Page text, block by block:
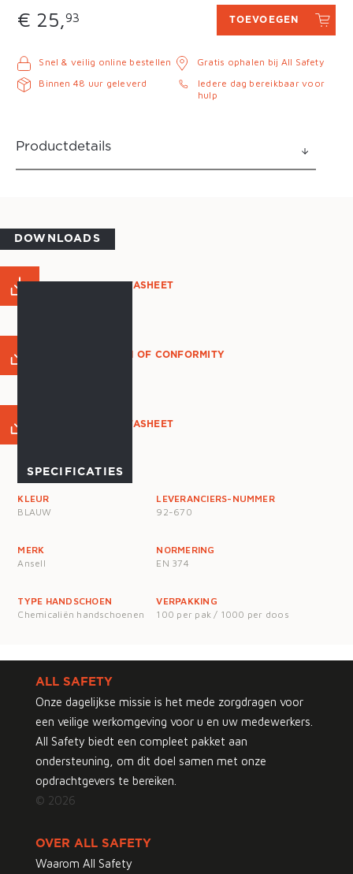
€ 25,93 TOEVOEGEN
Snel & veilig online bestellen
Binnen 48 uur geleverd
Gratis ophalen bij All Safety
Iedere dag bereikbaar voor
hulp
Productdetails
DOWNLOADS
PRODUCT DATASHEET
DECLARATION OF CONFORMITY
PRODUCT DATASHEET
SPECIFICATIES
KLEUR
BLAUW
LEVERANCIERS-NUMMER
92-670
MERK
Ansell
NORMERING
EN 374
TYPE HANDSCHOEN
Chemicaliën handschoenen
VERPAKKING
100 per pak / 1000 per doos
ALL SAFETY
Onze dagelijkse missie is het mede zorgdragen voor
een veilige werkomgeving voor u en uw medewerkers.
All Safety biedt een compleet pakket aan
ondersteuning, om dit doel samen met onze
opdrachtgevers te bereiken.
© 2026
OVER ALL SAFETY
Waarom All Safety